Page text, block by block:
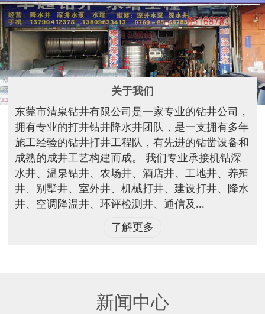
关于我们
东莞市清泉钻井有限公司是一家专业的钻井公司，
拥有专业的打井钻井降水井团队，是一支拥有多年
施工经验的钻井打井工程队，有先进的钻凿设备和
成熟的成井工艺构建而成。 我们专业承接机钻深
水井、温泉钻井、农场井、酒店井、工地井、养殖
井、别墅井、室外井、机械打井、建设打井、降水
井、空调降温井、环评检测井、通信及...
了解更多
新闻中心